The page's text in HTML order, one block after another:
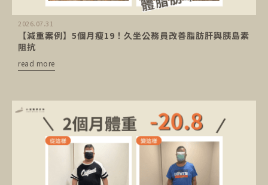
2026.07.31
【減重案例】5個月瘦19！久坐公務員改善脂肪肝與胰島素
阻抗
read more